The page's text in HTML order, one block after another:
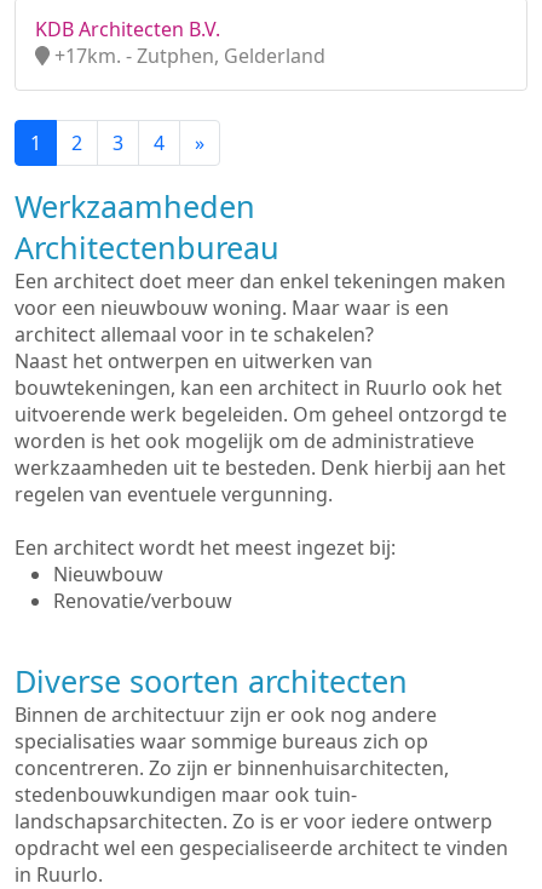
KDB Architecten B.V.
+17km. - Zutphen, Gelderland
1 2 3 4 »
Werkzaamheden
Architectenbureau
Een architect doet meer dan enkel tekeningen maken
voor een nieuwbouw woning. Maar waar is een
architect allemaal voor in te schakelen?
Naast het ontwerpen en uitwerken van
bouwtekeningen, kan een architect in Ruurlo ook het
uitvoerende werk begeleiden. Om geheel ontzorgd te
worden is het ook mogelijk om de administratieve
werkzaamheden uit te besteden. Denk hierbij aan het
regelen van eventuele vergunning.
Een architect wordt het meest ingezet bij:
Nieuwbouw
Renovatie/verbouw
Diverse soorten architecten
Binnen de architectuur zijn er ook nog andere
specialisaties waar sommige bureaus zich op
concentreren. Zo zijn er binnenhuisarchitecten,
stedenbouwkundigen maar ook tuin-
landschapsarchitecten. Zo is er voor iedere ontwerp
opdracht wel een gespecialiseerde architect te vinden
in Ruurlo.